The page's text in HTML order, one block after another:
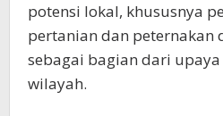
potensi lokal, khususnya
pertanian dan peternakan
sebagai bagian dari
wilayah.